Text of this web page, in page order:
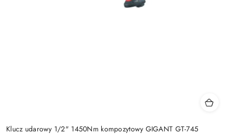
Klucz udarowy 1/2" 1450Nm kompozytowy GIGANT GT-745